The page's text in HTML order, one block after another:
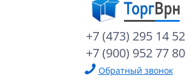
+7 (473) 295 14 52
+7 (900) 952 77 80
Обратный звонок